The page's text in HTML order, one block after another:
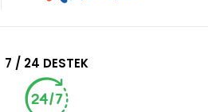
7 / 24 DESTEK